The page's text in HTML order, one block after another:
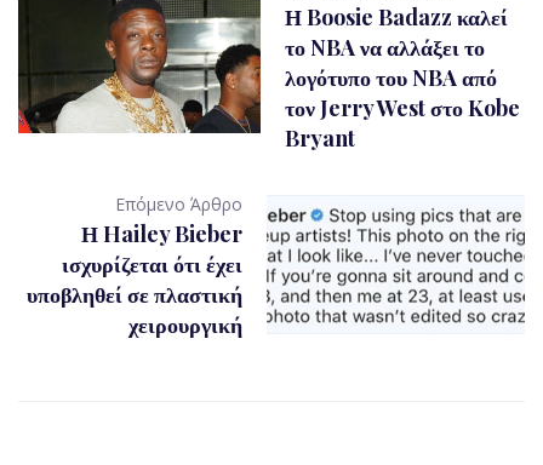
Η Boosie Badazz καλεί
το NBA να αλλάξει το
λογότυπο του NBA από
τον Jerry West στο Kobe
Bryant
Επόμενο Άρθρο
Η Hailey Bieber
ισχυρίζεται ότι έχει
υποβληθεί σε πλαστική
χειρουργική